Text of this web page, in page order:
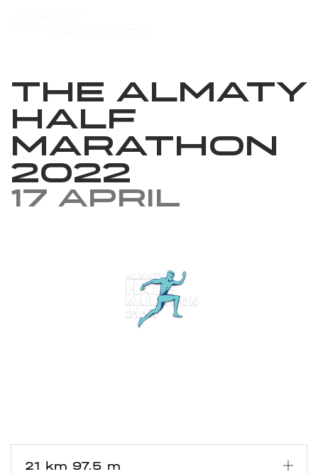
The Almaty
Half
Marathon
2022
17 April